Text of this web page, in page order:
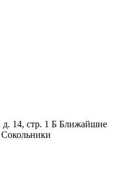
д. 14, стр. 1 Б Ближайшие
Сокольники